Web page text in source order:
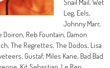
Snail Mail, Wet
Leg, Eels,
Johnny Marr,
Doiron, Reb Fountain, Damon
The Regrettes, The Dodos, Lisa
Gustaf, Miles Kane, Bad Bad